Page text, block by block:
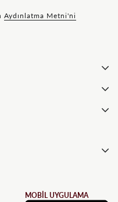
Aydınlatma Metni'ni
MOBİL UYGULAMA